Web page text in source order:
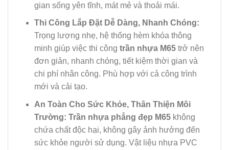
gian sống yên tĩnh, mát mẻ và thoải mái.
Thi Công Lắp Đặt Dễ Dàng, Nhanh Chóng:
Trọng lượng nhẹ, hệ thống hèm khóa thông
minh giúp việc thi công trần nhựa M65trở nên
đơn giản, nhanh chóng, tiết kiệm thời gian và
chi phí nhân công. Phù hợp với cả công trình
mới và cải tạo.
An Toàn Cho Sức Khỏe, Thân Thiện Môi
Trường: Trần nhựa phẳng đẹp M65không
chứa chất độc hại, không gây ảnh hưởng đến
sức khỏe người sử dụng. Vật liệu nhựa PVC